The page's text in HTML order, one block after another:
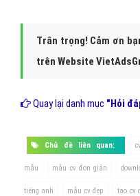
Trân trọng! Cảm ơn
trên Website
Quay lại danh mục "Hỏi
Chủ đề liên quan:
mẫu mẫu cv đơn giản
tiếng anh mẫu cv đẹp tạo cv